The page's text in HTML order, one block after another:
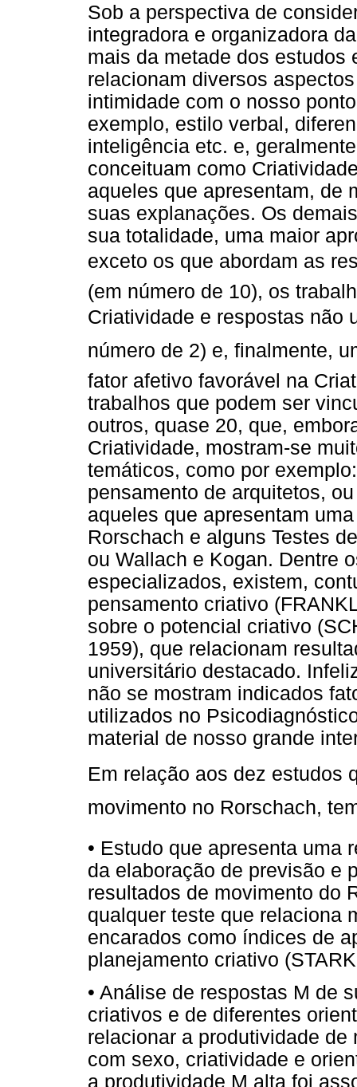
Sob a perspectiva de
integradora e organizadora
mais da metade dos estudos
relacionam diversos
intimidade com o nosso
exemplo, estilo verbal,
inteligência etc. e,
conceituam como
aqueles que apresentam, de
suas explanações. Os
sua totalidade, uma maior
exceto os que abordam as
(em número de 10), os
Criatividade e respostas não
número de 2) e, finalmente,
fator afetivo favorável na
trabalhos que podem ser
outros, quase 20, que,
Criatividade, mostram-se
temáticos, como por
pensamento de arquitetos,
aqueles que apresentam
Rorschach e alguns Testes
ou Wallach e Kogan. Dentre
especializados, existem,
pensamento criativo
sobre o potencial criativo
1959), que relacionam
universitário destacado.
não se mostram indicados
utilizados no
material de nosso grande
Em relação aos dez estudos
movimento no Rorschach,
• Estudo que apresenta uma
da elaboração de previsão e
resultados de movimento do
qualquer teste que relaciona
encarados como índices de
planejamento criativo
• Análise de respostas M de
criativos e de diferentes
relacionar a produtividade
com sexo, criatividade e
a produtividade M alta foi